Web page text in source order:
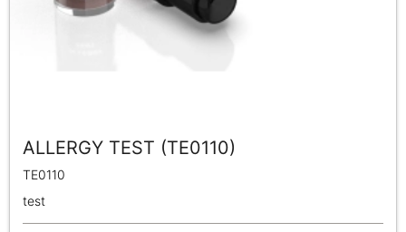
ALLERGY TEST (TE0110)
TE0110
test